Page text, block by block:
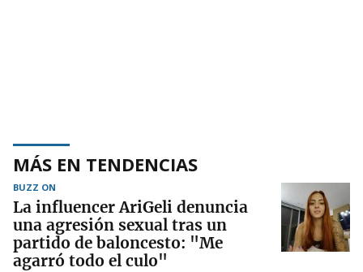
MÁS EN TENDENCIAS
BUZZ ON
La influencer AriGeli denuncia
una agresión sexual tras un
partido de baloncesto: "Me
agarró todo el culo"